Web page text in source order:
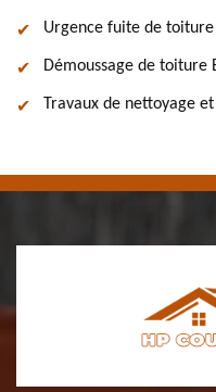
Urgence fuite de toiture
Démoussage de toiture
Travaux de nettoyage